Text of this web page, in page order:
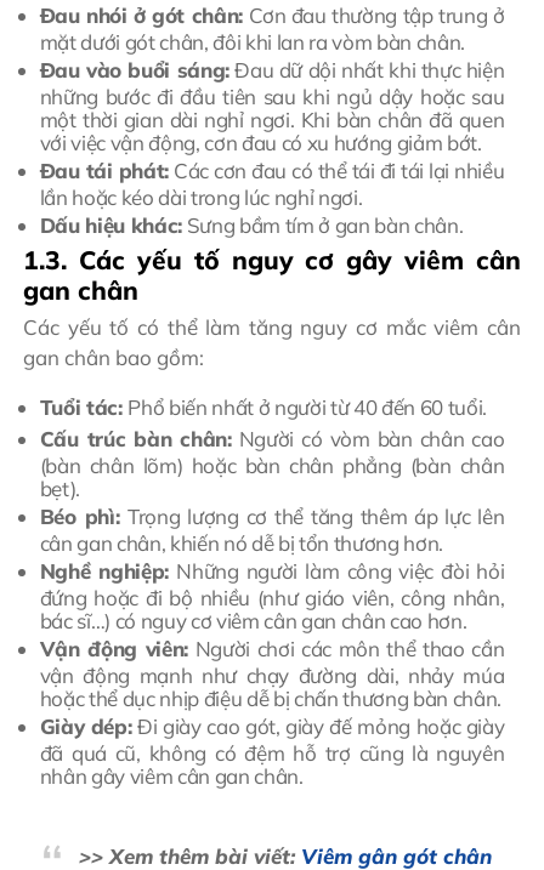
Đau nhói ở gót chân: Cơn đau thường tập trung ở
mặt dưới gót chân, đôi khi lan ra vòm bàn chân.
Đau vào buổi sáng:Đau dữ dội nhất khi thực hiện
những bước đi đầu tiên sau khi ngủ dậy hoặc sau
một thời gian dài nghỉ ngơi. Khi bàn chân đã quen
với việc vận động, cơn đau có xu hướng giảm bớt.
Đau tái phát:Các cơn đau có thể tái đi tái lại nhiều
lần hoặc kéo dài trong lúc nghỉ ngơi.
Dấu hiệu khác:Sưng bầm tím ở gan bàn chân.
1.3. Các yếu tố nguy cơ gây viêm cân
gan chân
Các yếu tố có thể làm tăng nguy cơ mắc viêm cân
gan chân bao gồm:
Tuổi tác: Phổ biến nhất ở người từ 40 đến 60 tuổi.
Cấu trúc bàn chân:Người có vòm bàn chân cao
(bàn chân lõm) hoặc bàn chân phẳng (bàn chân
bẹt).
Béo phì:Trọng lượng cơ thể tăng thêm áp lực lên
cân gan chân, khiến nó dễ bị tổn thương hơn.
Nghề nghiệp: Những người làm công việc đòi hỏi
đứng hoặc đi bộ nhiều (như giáo viên, công nhân,
bác sĩ…) có nguy cơ viêm cân gan chân cao hơn.
Vận động viên:Người chơi các môn thể thao cần
vận động mạnh như chạy đường dài, nhảy múa
hoặc thể dục nhịp điệu dễ bị chấn thương bàn chân.
Giày dép:Đi giày cao gót, giày đế mỏng hoặc giày
đã quá cũ, không có đệm hỗ trợ cũng là nguyên
nhân gây viêm cân gan chân.
>> Xem thêm bài viết: Viêm gân gót chân